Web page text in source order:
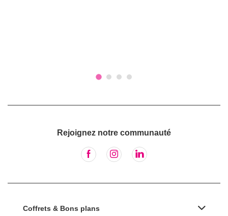
Rejoignez notre communauté
Coffrets & Bons plans